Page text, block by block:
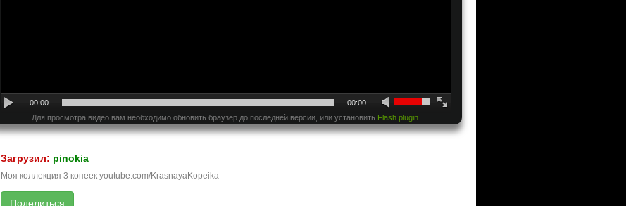
00:00
00:00
Для просмотра видео вам необходимо обновить браузер до последней версии, или установить Flash plugin.
Загрузил: pinokia
Моя коллекция 3 копеек youtube.com/KrasnayaKopeika